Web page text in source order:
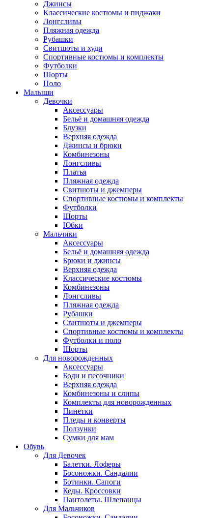
Джинсы
Классические костюмы и пиджаки
Лонгсливы
Пляжная одежда
Рубашки
Свитшоты и худи
Спортивные костюмы и комплекты
Футболки
Шорты
Поло
Малыши
Девочки
Аксессуары
Бельё и домашняя одежда
Блузки
Верхняя одежда
Джинсы и брюки
Комбинезоны
Лонгсливы
Платья
Пляжная одежда
Свитшоты и джемперы
Спортивные костюмы и комплекты
Футболки
Шорты
Юбки
Мальчики
Аксессуары
Бельё и домашняя одежда
Брюки и джинсы
Верхняя одежда
Классические костюмы
Комбинезоны
Лонгсливы
Пляжная одежда
Рубашки
Свитшоты и джемперы
Спортивные костюмы и комплекты
Футболки и поло
Шорты
Для новорожденных
Аксессуары
Боди и песочники
Верхняя одежда
Комбинезоны и слипы
Комплекты для новорожденных
Пинетки
Пледы и конверты
Ползунки
Сумки для мам
Обувь
Для Девочек
Балетки. Лоферы
Босоножки. Сандалии
Ботинки. Сапоги
Кеды. Кроссовки
Пантолеты. Шлепанцы
Для Мальчиков